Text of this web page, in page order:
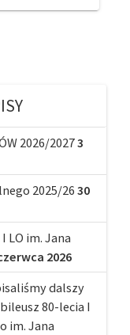
2026/20273
2025/26 30
LO im. Jana
2026
dalszy
80-lecia I
im. Jana